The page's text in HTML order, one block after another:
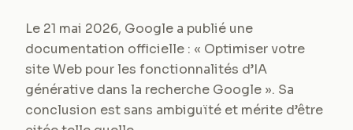
Le 21 mai 2026, Google a publié une
documentation officielle : « Optimiser votre
site Web pour les fonctionnalités d’IA
générative dans la recherche Google ». Sa
conclusion est sans ambiguïté et mérite d’être